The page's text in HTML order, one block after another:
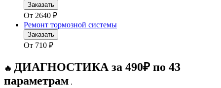
Заказать
От 2640 ₽
Ремонт тормозной системы
Заказать
От 710 ₽
🔥 ДИАГНОСТИКА за 490₽ по 43
параметрам .